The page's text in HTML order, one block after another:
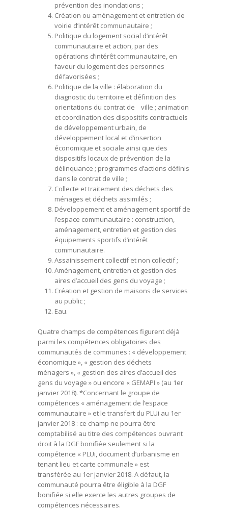
prévention des inondations ;
Création ou aménagement et entretien de
voirie d’intérêt communautaire ;
Politique du logement social d’intérêt
communautaire et action, par des
opérations d’intérêt communautaire, en
faveur du logement des personnes
défavorisées ;
Politique de la ville : élaboration du
diagnostic du territoire et définition des
orientations du contrat de ville ; animation
et coordination des dispositifs contractuels
de développement urbain, de
développement local et d’insertion
économique et sociale ainsi que des
dispositifs locaux de prévention de la
délinquance ; programmes d’actions définis
dans le contrat de ville ;
Collecte et traitement des déchets des
ménages et déchets assimilés ;
Développement et aménagement sportif de
l’espace communautaire : construction,
aménagement, entretien et gestion des
équipements sportifs d’intérêt
communautaire.
Assainissement collectif et non collectif ;
Aménagement, entretien et gestion des
aires d’accueil des gens du voyage ;
Création et gestion de maisons de services
au public ;
Eau.
Quatre champs de compétences figurent déjà
parmi les compétences obligatoires des
communautés de communes : « développement
économique », « gestion des déchets
ménagers », « gestion des aires d’accueil des
gens du voyage » ou encore « GEMAPI » (au 1er
janvier 2018). *Concernant le groupe de
compétences « aménagement de l’espace
communautaire » et le transfert du PLUi au 1er
janvier 2018 : ce champ ne pourra être
comptabilisé au titre des compétences ouvrant
droit à la DGF bonifiée seulement si la
compétence « PLUi, document d’urbanisme en
tenant lieu et carte communale » est
transférée au 1er janvier 2018. A défaut, la
communauté pourra être éligible à la DGF
bonifiée si elle exerce les autres groupes de
compétences nécessaires.